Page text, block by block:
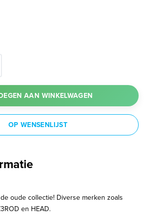
AAN WINKELWAGEN
OP WENSENLIJST
oude collectie! Diverse merken zoals
en HEAD.